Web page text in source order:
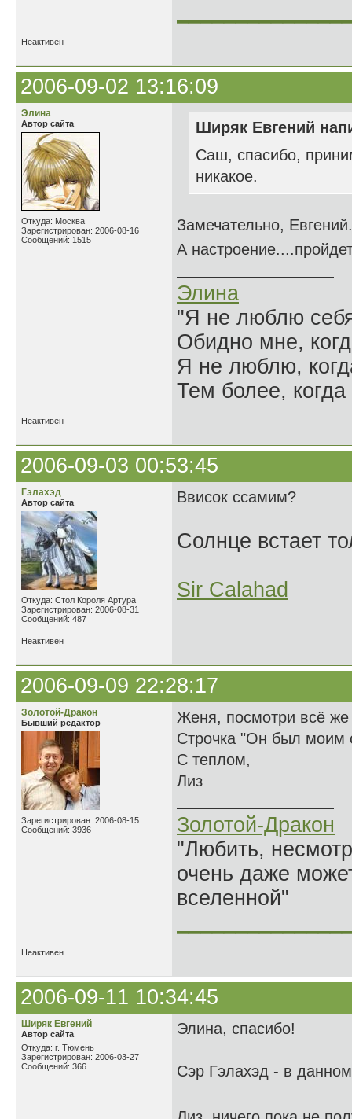
Неактивен
2006-09-02 13:16:09
Элина
Автор сайта
Откуда: Москва
Зарегистрирован: 2006-08-16
Сообщений: 1515
Ширяк Евгений
Саш, спасибо,
никакое.
Замечательно,
А
Элина
"Я не люблю
Обидно мне,
Я не люблю,
Тем более,
Неактивен
2006-09-03 00:53:45
Гэлахэд
Автор сайта
Откуда: Стол Короля Артура
Зарегистрирован: 2006-08-31
Сообщений: 487
Ввисок ссамим?
Солнце встает
Sir Calahad
Неактивен
2006-09-09 22:28:17
Золотой-Дракон
Бывший редактор
Зарегистрирован: 2006-08-15
Сообщений: 3936
Женя, посмотри всё
Строчка "Он был моим
С теплом,
Лиз
Золотой-Дракон
"Любить,
очень даже
вселенной"
Неактивен
2006-09-11 10:34:45
Ширяк Евгений
Автор сайта
Откуда: г. Тюмень
Зарегистрирован: 2006-03-27
Сообщений: 366
Элина, спасибо!
Сэр Гэлахэд - в